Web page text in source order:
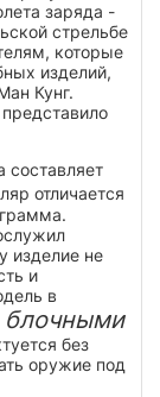
заряда -
стрельбе
которые
изделий,
Кунг.
составляет
отличается
изделие не
и
в
блочными
без
оружие под